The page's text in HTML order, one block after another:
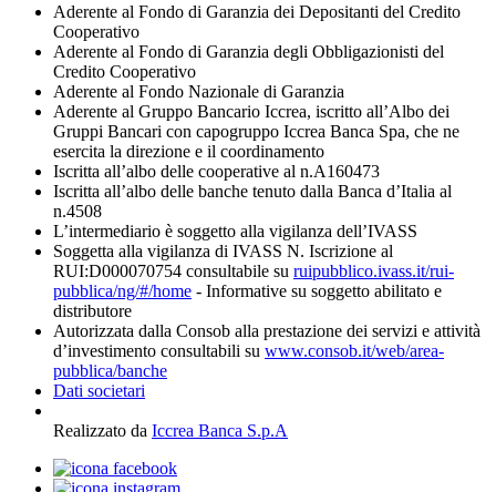
Aderente al Fondo di Garanzia dei Depositanti del Credito
Cooperativo
Aderente al Fondo di Garanzia degli Obbligazionisti del
Credito Cooperativo
Aderente al Fondo Nazionale di Garanzia
Aderente al Gruppo Bancario Iccrea, iscritto all’Albo dei
Gruppi Bancari con capogruppo Iccrea Banca Spa, che ne
esercita la direzione e il coordinamento
Iscritta all’albo delle cooperative al n.A160473
Iscritta all’albo delle banche tenuto dalla Banca d’Italia al
n.4508
L’intermediario è soggetto alla vigilanza dell’IVASS
Soggetta alla vigilanza di IVASS N. Iscrizione al
RUI:D000070754 consultabile su ruipubblico.ivass.it/rui-
pubblica/ng/#/home - Informative su soggetto abilitato e
distributore
Autorizzata dalla Consob alla prestazione dei servizi e attività
d’investimento consultabili su www.consob.it/web/area-
pubblica/banche
Dati societari
Realizzato da Iccrea Banca S.p.A